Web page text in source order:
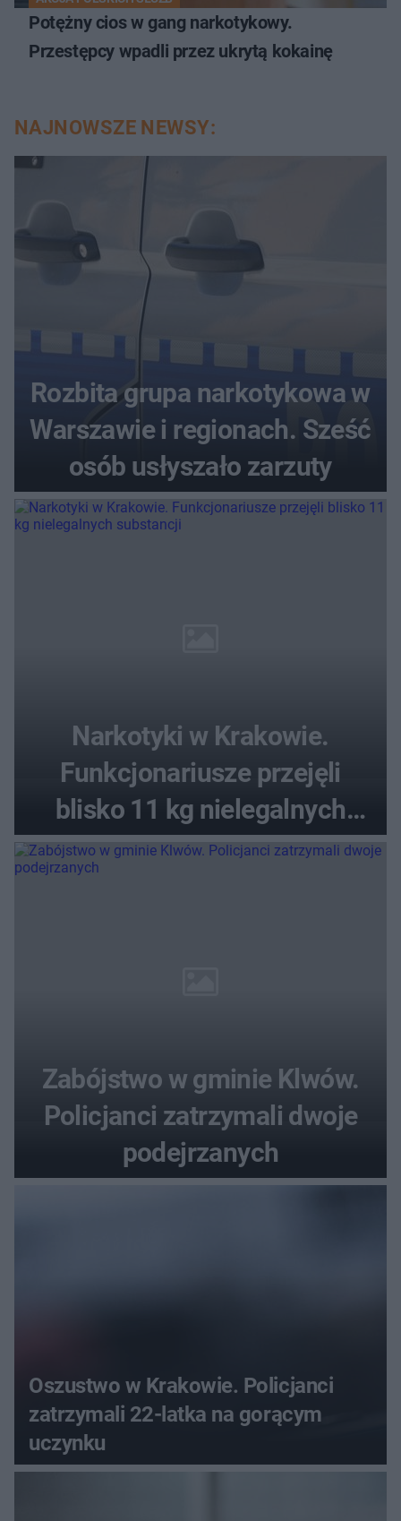
Potężny cios w gang narkotykowy.
Przestępcy wpadli przez ukrytą kokainę
NAJNOWSZE NEWSY:
Rozbita grupa narkotykowa w
Warszawie i regionach. Sześć
osób usłyszało zarzuty
Narkotyki w Krakowie.
Funkcjonariusze przejęli
blisko 11 kg nielegalnych
substancji
Zabójstwo w gminie Klwów.
Policjanci zatrzymali dwoje
podejrzanych
Oszustwo w Krakowie. Policjanci
zatrzymali 22-latka na gorącym
uczynku